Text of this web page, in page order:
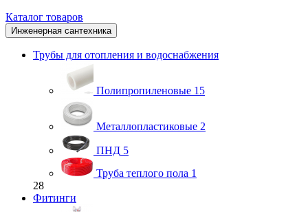
Каталог товаров
Инженерная сантехника
Трубы для отопления и водоснабжения
Полипропиленовые 15
Металлопластиковые 2
ПНД 5
Труба теплого пола 1
28
Фитинги